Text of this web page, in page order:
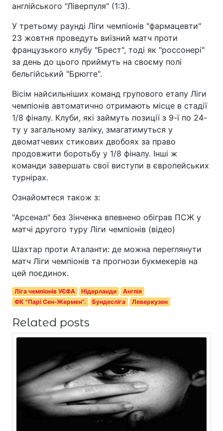
англійського "Ліверпуля" (1:3).
У третьому раунді Ліги чемпіонів "фармацевти"
23 жовтня проведуть виїзний матч проти
французького клубу "Брест", тоді як "россонері"
за день до цього приймуть на своєму полі
бельгійський "Брюгге".
Вісім найсильніших команд групового етапу Ліги
чемпіонів автоматично отримають місце в стадії
1/8 фіналу. Клуби, які займуть позиції з 9-ї по 24-
ту у загальному заліку, змагатимуться у
двоматчевих стикових двобоях за право
продовжити боротьбу у 1/8 фіналу. Інші ж
команди завершать свої виступи в європейських
турнірах.
Ознайомтеся також з:
"Арсенал" без Зінченка впевнено обіграв ПСЖ у
матчі другого туру Ліги чемпіонів (відео)
Шахтар проти Аталанти: де можна переглянути
матч Ліги чемпіонів та прогнози букмекерів на
цей поєдинок.
Ліга чемпіонів УЄФА Нідерланди
Англія
ФК "Парі Сен-Жермен".
Бундесліга Леверкузен
Related posts